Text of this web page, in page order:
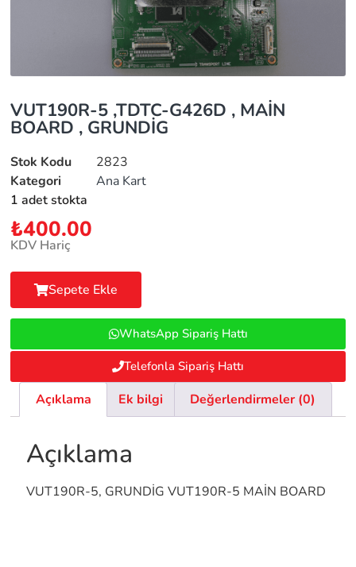
VUT190R-5 ,TDTC-G426D , MAİN
BOARD , GRUNDİG
Stok Kodu
2823
Kategori
Ana Kart
1 adet stokta
₺400.00
KDV Hariç
Sepete Ekle
WhatsApp Sipariş Hattı
Telefonla Sipariş Hattı
Açıklama Ek bilgi Değerlendirmeler (0)
Açıklama
VUT190R-5, GRUNDİG VUT190R-5 MAİN BOARD